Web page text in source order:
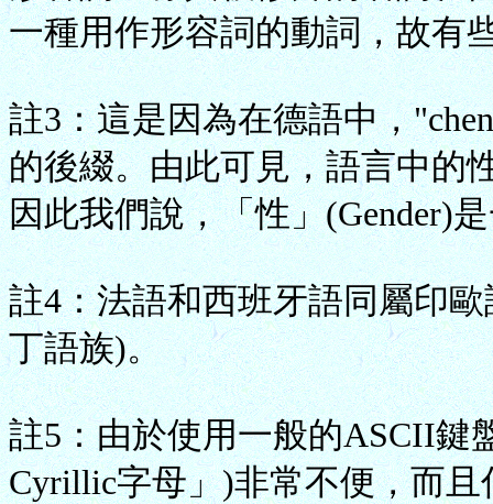
一種用作形容詞的動詞，故有
註3：這是因為在德語中，
的後綴。由此可見，語言中的
因此我們說，「性」(Gender)
註4：法語和西班牙語同屬印
丁語族)。
註5：由於使用一般的ASCII鍵
Cyrillic字母」)非常不便，而